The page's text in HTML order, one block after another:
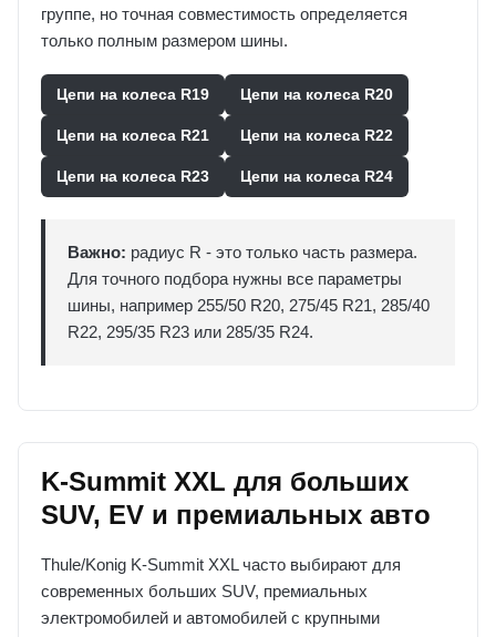
группе, но точная совместимость определяется
только полным размером шины.
Цепи на колеса R19 Цепи на колеса R20
Цепи на колеса R21 Цепи на колеса R22
Цепи на колеса R23 Цепи на колеса R24
Важно: радиус R - это только часть размера.
Для точного подбора нужны все параметры
шины, например 255/50 R20, 275/45 R21, 285/40
R22, 295/35 R23 или 285/35 R24.
K-Summit XXL для больших
SUV, EV и премиальных авто
Thule/Konig K-Summit XXL часто выбирают для
современных больших SUV, премиальных
электромобилей и автомобилей с крупными